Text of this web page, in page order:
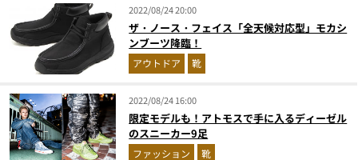
2022/08/24 20:00
ザ・ノース・フェイス「全天候対応型」モカシ
ンブーツ降臨！
アウトドア 靴
2022/08/24 16:00
限定モデルも！アトモスで手に入るディーゼル
のスニーカー9足
ファッション 靴